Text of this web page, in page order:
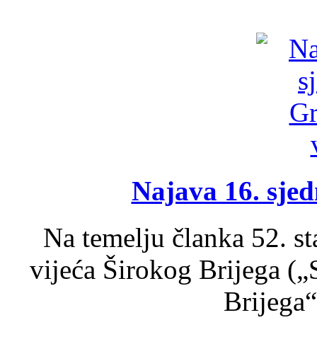
Najava 16.
Na temelju članka 52.
vijeća Širokog Brijega